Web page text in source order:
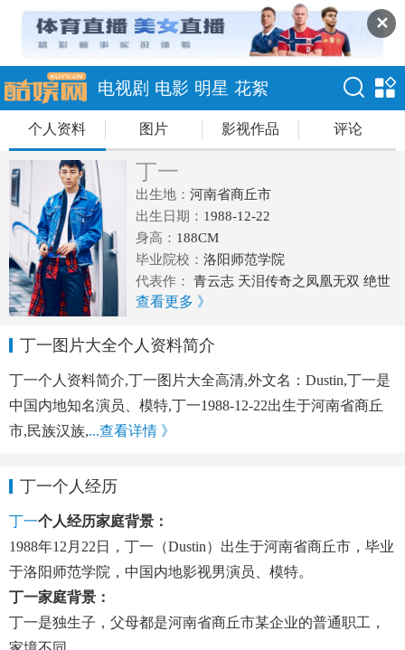
✕
电视剧 电影 明星 花絮
个人资料 图片 影视作品 评论
丁一
出生地： 河南省商丘市
出生日期： 1988-12-22
身高： 188CM
毕业院校： 洛阳师范学院
代表作：
青云志 天泪传奇之凤凰无双 绝世
医仙 笔仙撞碟仙 加油吧新郎
查看更多 》
丁一图片大全个人资料简介
丁一个人资料简介,丁一图片大全高清,外文名：Dustin,丁一是
中国内地知名演员、模特,丁一1988-12-22出生于河南省商丘
市,民族汉族,...查看详情 》
丁一个人经历
丁一个人经历家庭背景：
1988年12月22日，丁一（Dustin）出生于河南省商丘市，毕业
于洛阳师范学院，中国内地影视男演员、模特。
丁一家庭背景：
丁一是独生子，父母都是河南省商丘市某企业的普通职工，